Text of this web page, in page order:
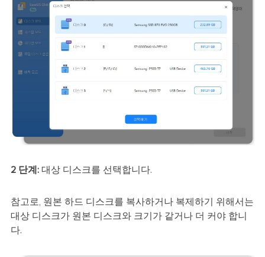
2 단계:대상 디스크를 선택합니다.
참고로, 원본 하드 디스크를 복사하거나 복제하기 위해서는
대상 디스크가 원본 디스크와 크기가 같거나 더 커야 합니
다.